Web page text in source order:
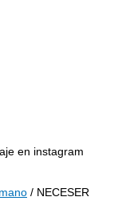
en instagram
/ NECESER